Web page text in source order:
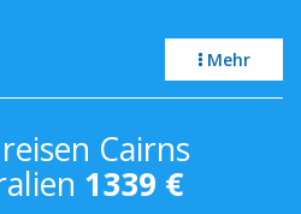
Mehr
Cairns
1339 €